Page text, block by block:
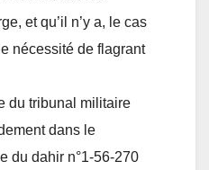
et qu’il n’y a, le cas
nécessité de flagrant
du tribunal militaire
dans le
du dahir n°1-56-270